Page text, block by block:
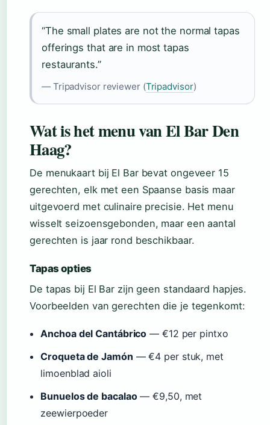
“The small plates are not the normal tapas
offerings that are in most tapas
restaurants.”
— Tripadvisor reviewer (Tripadvisor)
Wat is het menu van El Bar Den
Haag?
De menukaart bij El Bar bevat ongeveer 15
gerechten, elk met een Spaanse basis maar
uitgevoerd met culinaire precisie. Het menu
wisselt seizoensgebonden, maar een aantal
gerechten is jaar rond beschikbaar.
Tapas opties
De tapas bij El Bar zijn geen standaard hapjes.
Voorbeelden van gerechten die je tegenkomt:
Anchoa del Cantábrico — €12 per pintxo
Croqueta de Jamón — €4 per stuk, met
limoenblad aioli
Bunuelos de bacalao— €9,50, met
zeewierpoeder